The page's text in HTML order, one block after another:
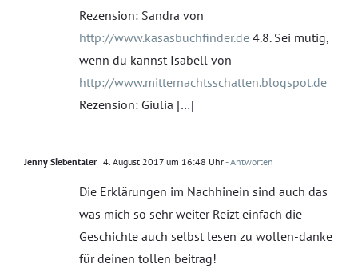
Rezension: Sandra von
http://www.kasasbuchfinder.de 4.8. Sei mutig,
wenn du kannst Isabell von
http://www.mitternachtsschatten.blogspot.de
Rezension: Giulia […]
Jenny Siebentaler 4. August 2017 um 16:48 Uhr- Antworten
Die Erklärungen im Nachhinein sind auch das
was mich so sehr weiter Reizt einfach die
Geschichte auch selbst lesen zu wollen-danke
für deinen tollen beitrag!